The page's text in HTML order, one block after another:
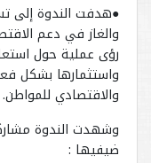
●هدفت الندوة إلى
والغاز في دعم
رؤى عملية حول
واستثمارها بشكل
والاقتصادي للمواطن.
وشهدت الندوة
ضيفيها :